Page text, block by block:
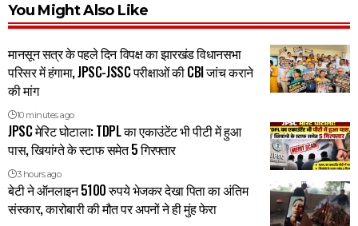
You Might Also Like
मानसून सत्र के पहले दिन विपक्ष का झारखंड विधानसभा
परिसर में हंगामा, JPSC-JSSC परीक्षाओं की CBI जांच कराने
की मांग
10 minutes ago
JPSC मेरिट घोटाला: TDPL का एकाउंटेंट भी पीटी में हुआ
पास, खियांग्ते के स्टाफ समेत 5 गिरफ्तार
3 hours ago
बेटी ने ऑनलाइन 5100 रुपये भेजकर देखा पिता का अंतिम
संस्कार, कारोबारी की मौत पर अपनों ने ही मुंह फेरा